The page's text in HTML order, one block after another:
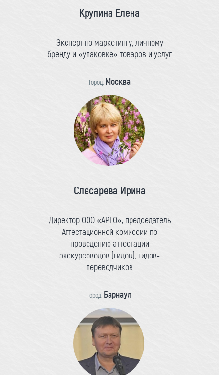
Крупина Елена
Эксперт по маркетингу, личному
бренду и «упаковке» товаров и услуг
Город: Москва
Слесарева Ирина
Директор ООО «АРГО», председатель
Аттестационной комиссии по
проведению аттестации
экскурсоводов (гидов), гидов-
переводчиков
Город: Барнаул